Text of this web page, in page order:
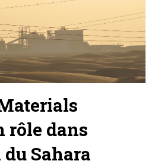
rôle dans
Sahara